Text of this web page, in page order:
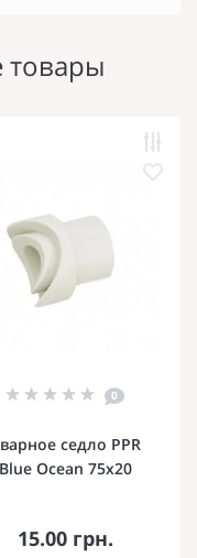
товары
0
седло PPR
Blue Ocean 75х20
15.00 грн.